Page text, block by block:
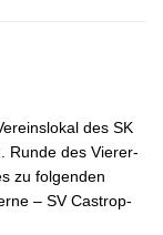
des SK
Runde des Vierer-
zu folgenden
– SV Castrop-